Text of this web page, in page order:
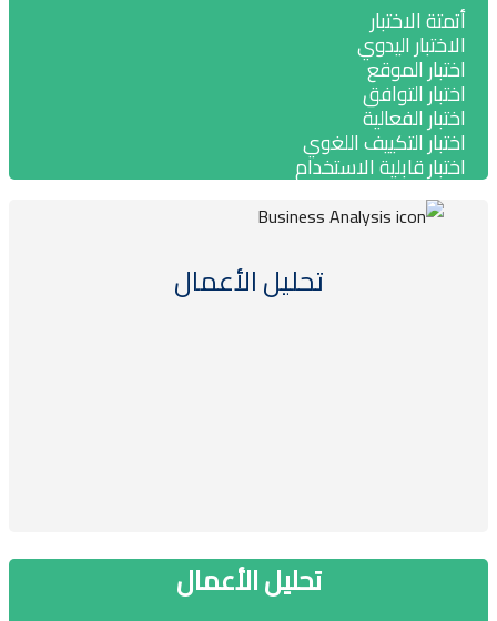
الاختبار
اليدوي
الموقع
التوافق
الفعالية
التكييف اللغوي
قابلية الاستخدام
تحليل الأعمال
تحليل الأعمال